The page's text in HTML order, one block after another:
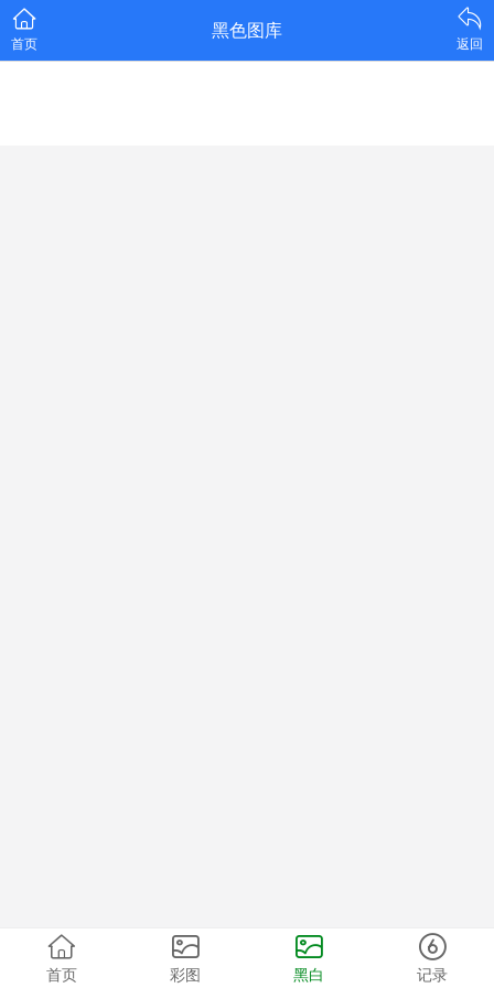
首页
黑色图库
返回
首页 彩图 黑白 记录